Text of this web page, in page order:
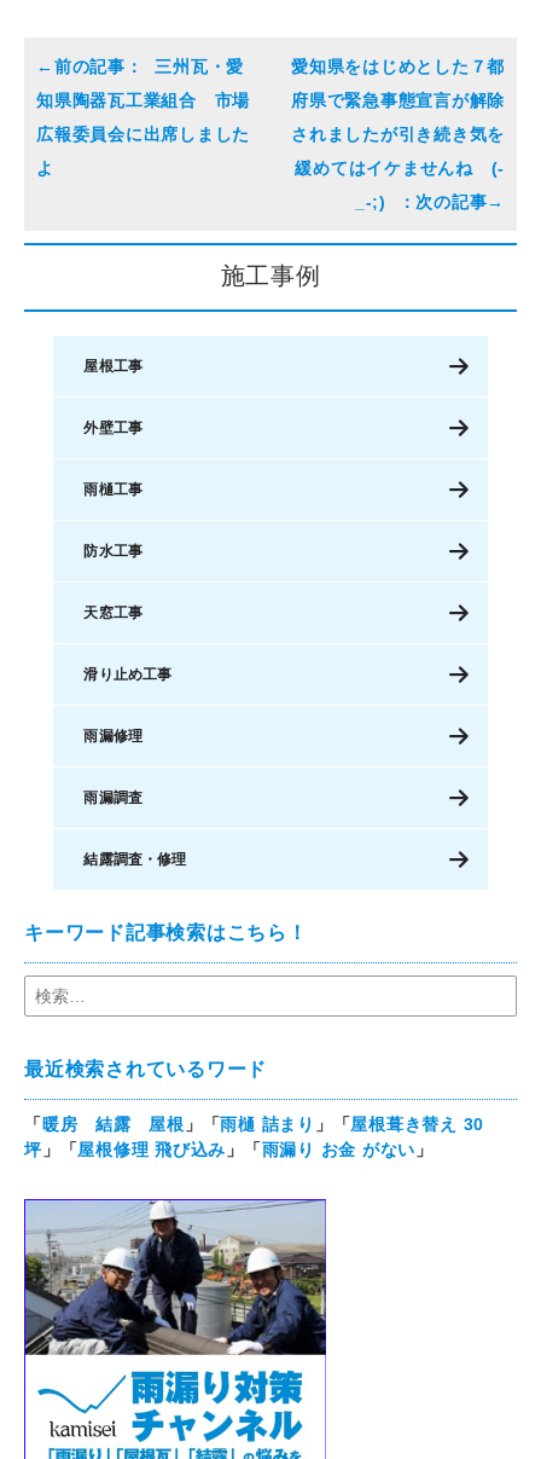
三州瓦・愛
知県陶器瓦工業組合 市場
広報委員会に出席しました
よ
愛知県をはじめとした７都
府県で緊急事態宣言が解除
されましたが引き続き気を
緩めてはイケませんね (-
_-;)
施工事例
屋根工事
外壁工事
雨樋工事
防水工事
天窓工事
滑り止め工事
雨漏修理
雨漏調査
結露調査・修理
キーワード記事検索はこちら！
最近検索されているワード
「暖房 結露 屋根 」「雨樋 詰まり 」「屋根葺き替え 30
坪」「屋根修理 飛び込み 」「雨漏り お金 がない 」